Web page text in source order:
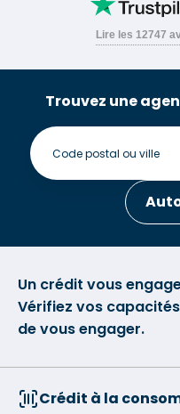
Trouvez une
Un crédit vous
Vérifiez vos
de vous engager.
Crédit à la